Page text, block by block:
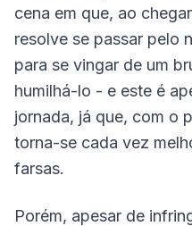
cena em que, ao
resolve se passar pelo
para se vingar de um
humilhá-lo - e este é
jornada, já que, com o
torna-se cada vez
farsas.
Porém, apesar de